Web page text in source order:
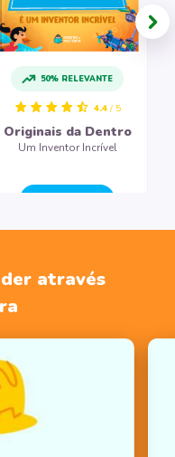
50% RELEVANTE
4.4 / 5
Originais da Dentro
Um Inventor Incrível
através